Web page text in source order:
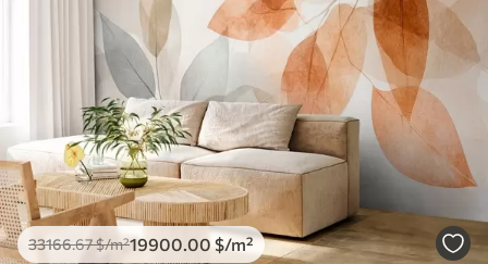
33166.67$/m²19900 .00 $/m²